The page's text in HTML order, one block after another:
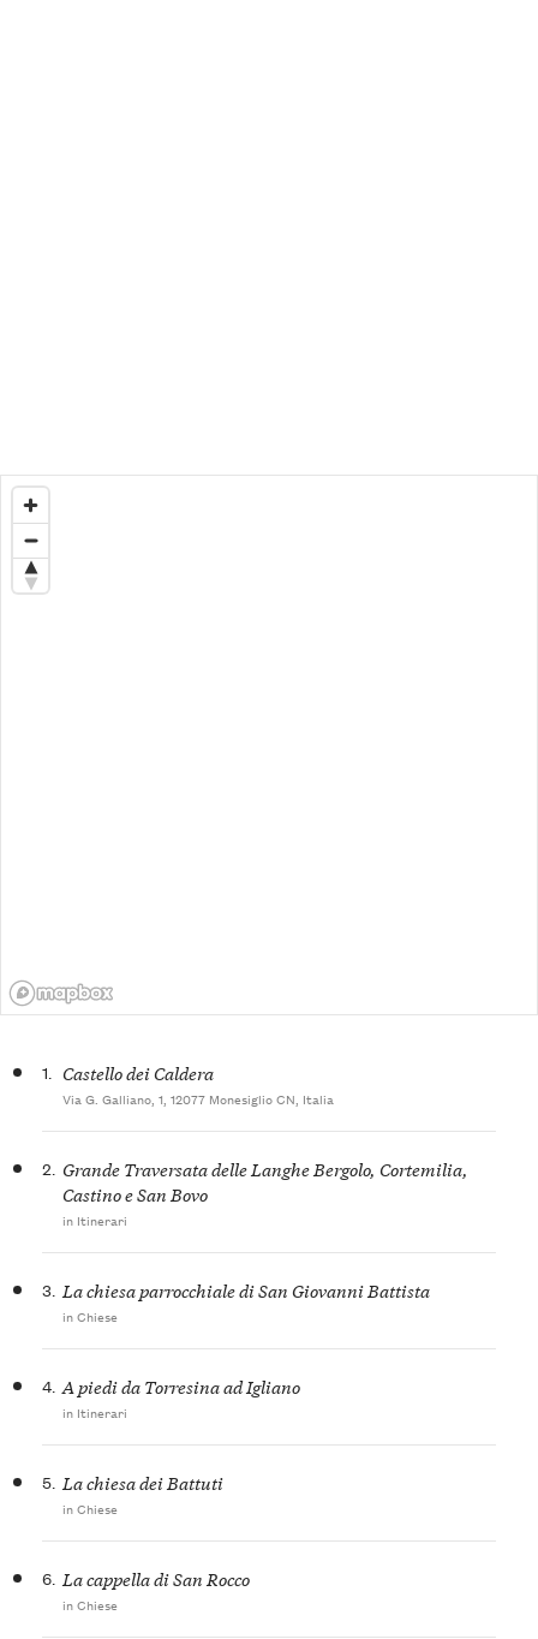
1. Castello dei Caldera
Via G. Galliano, 1, 12077 Monesiglio CN, Italia
2. Grande Traversata delle Langhe Bergolo, Cortemilia,
Castino e San Bovo
in Itinerari
3. La chiesa parrocchiale di San Giovanni Battista
in Chiese
4. A piedi da Torresina ad Igliano
in Itinerari
5. La chiesa dei Battuti
in Chiese
6. La cappella di San Rocco
in Chiese